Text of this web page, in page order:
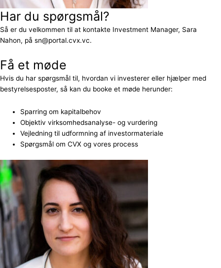
Har du spørgsmål?
Så er du velkommen til at kontakte Investment Manager, Sara
Nahon, på sn@portal.cvx.vc.
Få et møde
Hvis du har spørgsmål til, hvordan vi investerer eller hjælper med
bestyrelsesposter, så kan du booke et møde herunder:
Sparring om kapitalbehov
Objektiv virksomhedsanalyse- og vurdering
Vejledning til udformning af investormateriale
Spørgsmål om CVX og vores process